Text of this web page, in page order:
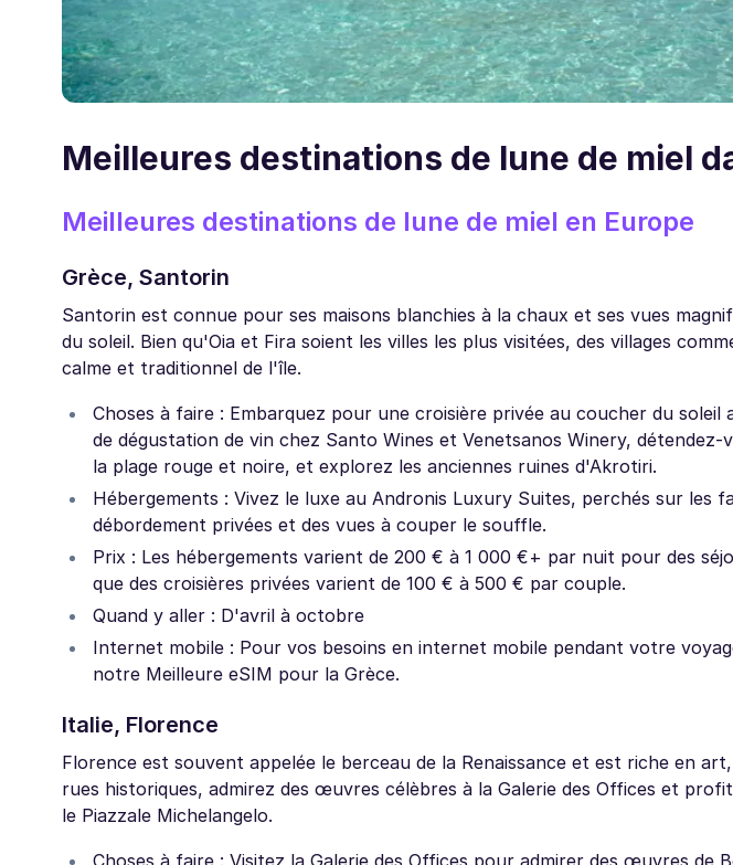
Meilleures destinations de lune de miel
Meilleures destinations de lune de miel en Europe
Grèce, Santorin
Santorin est connue pour ses maisons blanchies à la chaux et ses vues
du soleil. Bien qu'Oia et Fira soient les villes les plus visitées, des villages
calme et traditionnel de l'île.
Choses à faire : Embarquez pour une croisière privée au coucher du
de dégustation de vin chez Santo Wines et Venetsanos Winery, détendez-
la plage rouge et noire, et explorez les anciennes ruines d'Akrotiri.
Hébergements : Vivez le luxe au Andronis Luxury Suites, perchés sur les
débordement privées et des vues à couper le souffle.
Prix : Les hébergements varient de 200 € à 1 000 €+ par nuit pour des
que des croisières privées varient de 100 € à 500 € par couple.
Quand y aller : D'avril à octobre
Internet mobile : Pour vos besoins en internet mobile pendant votre
notre Meilleure eSIM pour la Grèce.
Italie, Florence
Florence est souvent appelée le berceau de la Renaissance et est riche en
rues historiques, admirez des œuvres célèbres à la Galerie des Offices et
le Piazzale Michelangelo.